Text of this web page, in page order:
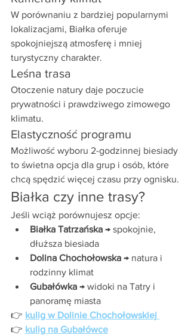
W porównaniu z bardziej popularnymi
lokalizacjami, Białka oferuje
spokojniejszą atmosferę i mniej
turystyczny charakter.
Leśna trasa
Otoczenie natury daje poczucie
prywatności i prawdziwego zimowego
klimatu.
Elastyczność programu
Możliwość wyboru 2-godzinnej biesiady
to świetna opcja dla grup i osób, które
chcą spędzić więcej czasu przy ognisku.
Białka czy inne trasy?
Jeśli wciąż porównujesz opcje:
Białka Tatrzańska → spokojnie,
dłuższa biesiada
Dolina Chochołowska → natura i
rodzinny klimat
Gubałówka → widoki na Tatry i
panoramę miasta
👉 kulig w Dolinie Chochołowskiej
👉 kulig na Gubałówce